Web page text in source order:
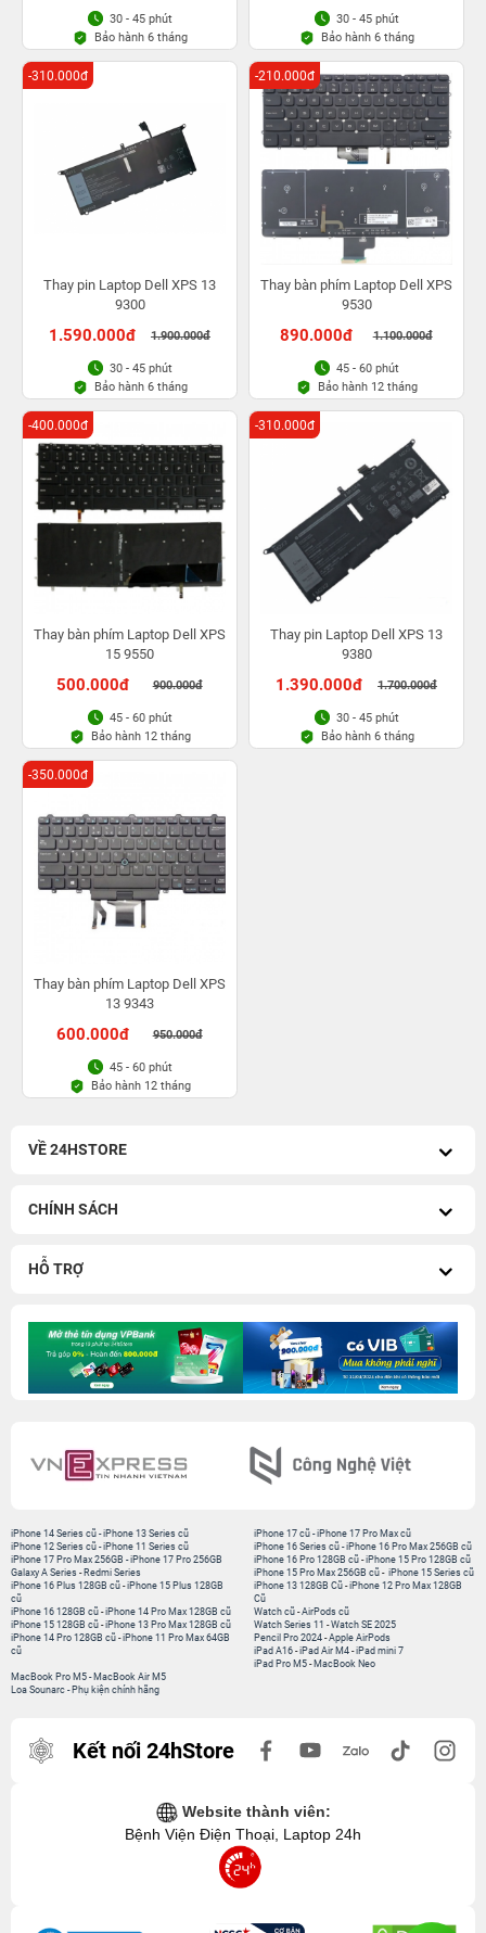
30 - 45 phút
Bảo hành 6 tháng
30 - 45 phút
Bảo hành 6 tháng
Thay pin Laptop Dell XPS 13
9300
1.590.000đ 1.900.000đ
-310.000đ
30 - 45 phút
Bảo hành 6 tháng
Thay bàn phím Laptop Dell XPS
9530
890.000đ 1.100.000đ
-210.000đ
45 - 60 phút
Bảo hành 12 tháng
Thay bàn phím Laptop Dell XPS
15 9550
500.000đ 900.000đ
-400.000đ
45 - 60 phút
Bảo hành 12 tháng
Thay pin Laptop Dell XPS 13
9380
1.390.000đ 1.700.000đ
-310.000đ
30 - 45 phút
Bảo hành 6 tháng
Thay bàn phím Laptop Dell XPS
13 9343
600.000đ 950.000đ
-350.000đ
45 - 60 phút
Bảo hành 12 tháng
VỀ 24HSTORE
CHÍNH SÁCH
HỖ TRỢ
iPhone 14 Series cũ -iPhone 13 Series cũ
iPhone 12 Series cũ -iPhone 11 Series cũ
iPhone 17 Pro Max 256GB -iPhone 17 Pro 256GB
Galaxy A Series - Redmi Series
iPhone 17 cũ -iPhone 17 Pro Max cũ
iPhone 16 Series cũ - iPhone 16 Pro Max 256GB cũ
iPhone 16 Pro 128GB cũ -iPhone 15 Pro 128GB cũ
iPhone 15 Pro Max 256GB cũ - iPhone 15 Series cũ
iPhone 16 Plus 128GB cũ -iPhone 15 Plus 128GB
cũ
iPhone 16 128GB cũ -iPhone 14 Pro Max 128GB cũ
iPhone 15 128GB cũ -iPhone 13 Pro Max 128GB cũ
iPhone 14 Pro 128GB cũ -iPhone 11 Pro Max 64GB
cũ
iPhone 13 128GB Cũ -iPhone 12 Pro Max 128GB
Cũ
Watch cũ -AirPods cũ
Watch Series 11 -Watch SE 2025
Pencil Pro 2024 -Apple AirPods
iPad A16 -iPad Air M4 -iPad mini 7
iPad Pro M5 - MacBook Neo
MacBook Pro M5 - MacBook Air M5
Loa Sounarc - Phụ kiện chính hãng
Kết nối 24hStore
Website thành viên:
Bệnh Viện Điện Thoại, Laptop 24h